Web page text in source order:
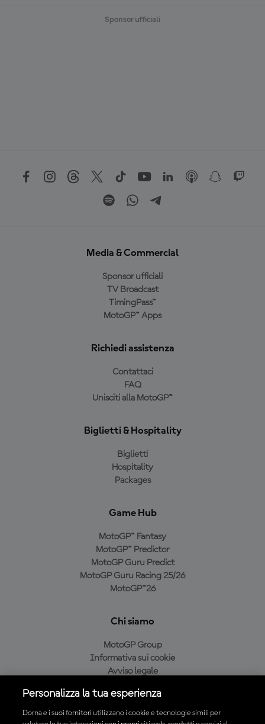
Sponsor ufficiali
Media & Commercial
Sponsor ufficiali
TV Broadcast
TimingPass™
MotoGP™ Apps
Richiedi assistenza
Contattaci
FAQ
Unisciti alla MotoGP™
Biglietti & Hospitality
Biglietti
Hospitality
Packages
Game Hub
MotoGP™ Fantasy
MotoGP™ Predictor
MotoGP Guru Predict
MotoGP Guru Racing 25/26
MotoGP™26
Chi siamo
MotoGP Group
Informativa sui cookie
Avviso legale
Condizioni di acquisto
Personalizza la tua esperienza
Dorna e i suoi fornitori utilizzano i cookie e tecnologie simili per